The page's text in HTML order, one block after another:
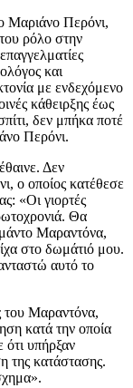
Μαριάνο Περόνι,
ρόλο στην
και
με ενδεχόμενο
κάθειρξης έως
δεν μπήκα ποτέ
Περόνι.
Δεν
ο οποίος κατέθεσε
«Οι γιορτές
Θα
Μαραντόνα,
στο δωμάτιό μου.
αυτό το
του Μαραντόνα,
κατά την οποία
ότι υπήρξαν
της κατάστασης.